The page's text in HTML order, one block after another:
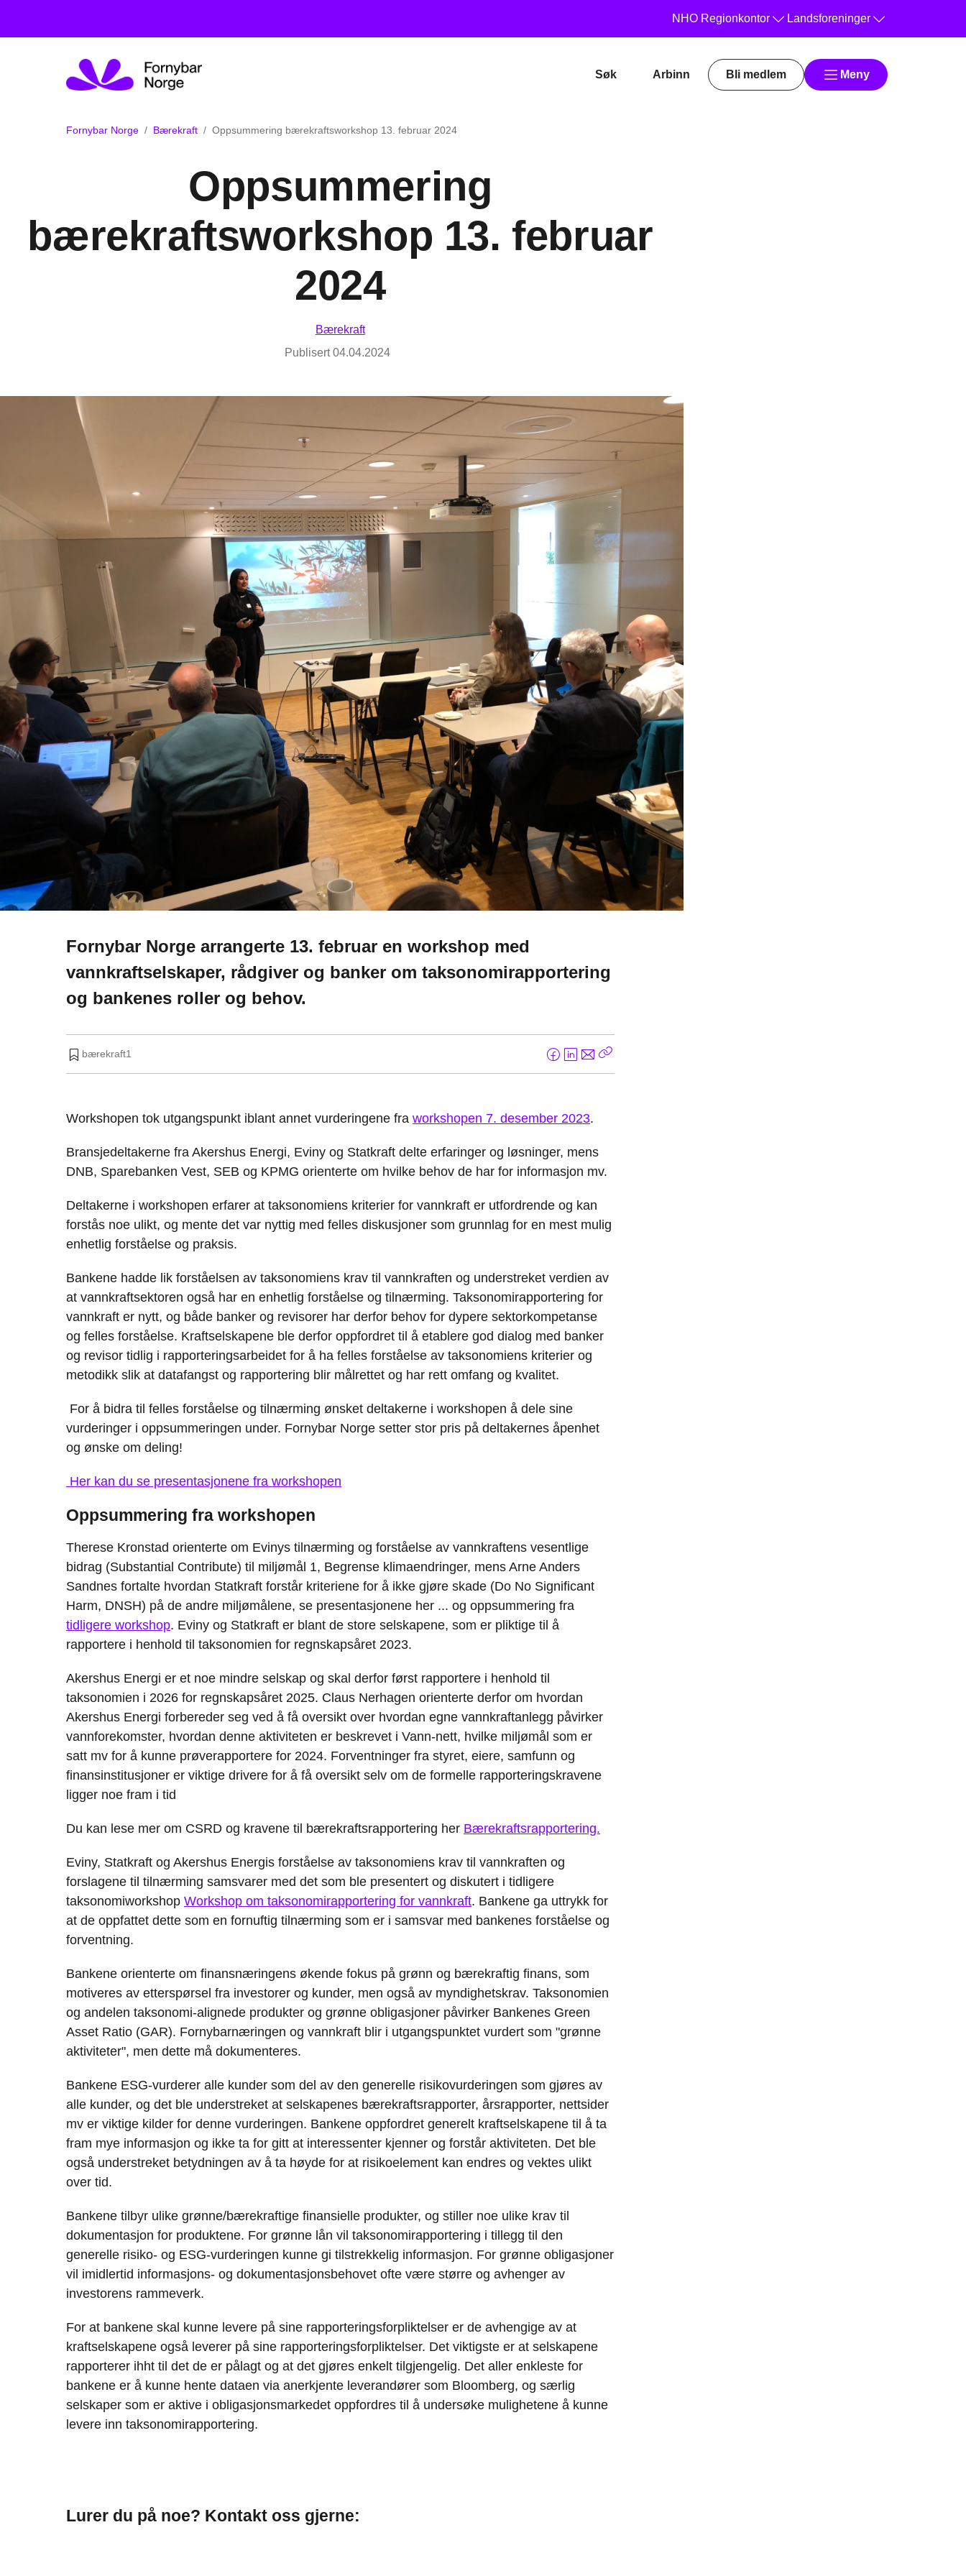
NHO Regionkontor Landsforeninger
Søk Arbinn Bli medlem Meny
Fornybar Norge Bærekraft Oppsummering bærekraftsworkshop 13. februar 2024
Oppsummering
bærekraftsworkshop 13. februar
2024
Bærekraft
Publisert04.04.2024
Fornybar Norge arrangerte 13. februar en workshop med
vannkraftselskaper, rådgiver og banker om taksonomirapportering
og bankenes roller og behov.
bærekraft1
F
e
o
L
k
d
n
E
o
t
Workshopen tok utgangspunkt iblant annet vurderingene fra workshopen 7. desember 2023.
Bransjedeltakerne fra Akershus Energi, Eviny og Statkraft delte erfaringer og løsninger, mens
DNB, Sparebanken Vest, SEB og KPMG orienterte om hvilke behov de har for informasjon mv.
Deltakerne i workshopen erfarer at taksonomiens kriterier for vannkraft er utfordrende og kan
forstås noe ulikt, og mente det var nyttig med felles diskusjoner som grunnlag for en mest mulig
enhetlig forståelse og praksis.
Bankene hadde lik forståelsen av taksonomiens krav til vannkraften og understreket verdien av
at vannkraftsektoren også har en enhetlig forståelse og tilnærming. Taksonomirapportering for
vannkraft er nytt, og både banker og revisorer har derfor behov for dypere sektorkompetanse
og felles forståelse. Kraftselskapene ble derfor oppfordret til å etablere god dialog med banker
og revisor tidlig i rapporteringsarbeidet for å ha felles forståelse av taksonomiens kriterier og
metodikk slik at datafangst og rapportering blir målrettet og har rett omfang og kvalitet.
For å bidra til felles forståelse og tilnærming ønsket deltakerne i workshopen å dele sine
vurderinger i oppsummeringen under. Fornybar Norge setter stor pris på deltakernes åpenhet
og ønske om deling!
Her kan du se presentasjonene fra workshopen
Oppsummering fra workshopen
Therese Kronstad orienterte om Evinys tilnærming og forståelse av vannkraftens vesentlige
bidrag (Substantial Contribute) til miljømål 1, Begrense klimaendringer, mens Arne Anders
Sandnes fortalte hvordan Statkraft forstår kriteriene for å ikke gjøre skade (Do No Significant
Harm, DNSH) på de andre miljømålene, se presentasjonene her ... og oppsummering fra
tidligere workshop. Eviny og Statkraft er blant de store selskapene, som er pliktige til å
rapportere i henhold til taksonomien for regnskapsåret 2023.
Akershus Energi er et noe mindre selskap og skal derfor først rapportere i henhold til
taksonomien i 2026 for regnskapsåret 2025. Claus Nerhagen orienterte derfor om hvordan
Akershus Energi forbereder seg ved å få oversikt over hvordan egne vannkraftanlegg påvirker
vannforekomster, hvordan denne aktiviteten er beskrevet i Vann-nett, hvilke miljømål som er
satt mv for å kunne prøverapportere for 2024. Forventninger fra styret, eiere, samfunn og
finansinstitusjoner er viktige drivere for å få oversikt selv om de formelle rapporteringskravene
ligger noe fram i tid
Du kan lese mer om CSRD og kravene til bærekraftsrapportering her Bærekraftsrapportering.
Eviny, Statkraft og Akershus Energis forståelse av taksonomiens krav til vannkraften og
forslagene til tilnærming samsvarer med det som ble presentert og diskutert i tidligere
taksonomiworkshop Workshop om taksonomirapportering for vannkraft. Bankene ga uttrykk for
at de oppfattet dette som en fornuftig tilnærming som er i samsvar med bankenes forståelse og
forventning.
Bankene orienterte om finansnæringens økende fokus på grønn og bærekraftig finans, som
motiveres av etterspørsel fra investorer og kunder, men også av myndighetskrav. Taksonomien
og andelen taksonomi-alignede produkter og grønne obligasjoner påvirker Bankenes Green
Asset Ratio (GAR). Fornybarnæringen og vannkraft blir i utgangspunktet vurdert som "grønne
aktiviteter", men dette må dokumenteres.
Bankene ESG-vurderer alle kunder som del av den generelle risikovurderingen som gjøres av
alle kunder, og det ble understreket at selskapenes bærekraftsrapporter, årsrapporter, nettsider
mv er viktige kilder for denne vurderingen. Bankene oppfordret generelt kraftselskapene til å ta
fram mye informasjon og ikke ta for gitt at interessenter kjenner og forstår aktiviteten. Det ble
også understreket betydningen av å ta høyde for at risikoelement kan endres og vektes ulikt
over tid.
Bankene tilbyr ulike grønne/bærekraftige finansielle produkter, og stiller noe ulike krav til
dokumentasjon for produktene. For grønne lån vil taksonomirapportering i tillegg til den
generelle risiko- og ESG-vurderingen kunne gi tilstrekkelig informasjon. For grønne obligasjoner
vil imidlertid informasjons- og dokumentasjonsbehovet ofte være større og avhenger av
investorens rammeverk.
For at bankene skal kunne levere på sine rapporteringsforpliktelser er de avhengige av at
kraftselskapene også leverer på sine rapporteringsforpliktelser. Det viktigste er at selskapene
rapporterer ihht til det de er pålagt og at det gjøres enkelt tilgjengelig. Det aller enkleste for
bankene er å kunne hente dataen via anerkjente leverandører som Bloomberg, og særlig
selskaper som er aktive i obligasjonsmarkedet oppfordres til å undersøke mulighetene å kunne
levere inn taksonomirapportering.
Lurer du på noe? Kontakt oss gjerne: